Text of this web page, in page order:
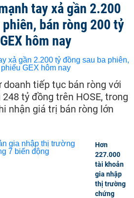
tay xả gần 2.200
bán ròng 200 tỷ
hôm nay
tiếp tục bán ròng với
tỷ đồng trên HOSE, trong
nhận giá trị bán ròng lớn
Hơn
227.000
tài khoản
gia nhập
thị trường
chứng